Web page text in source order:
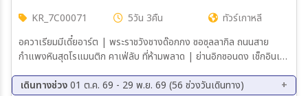
เฉพาะเดือน
เฉพาะเทศกาล
KR_7C00071 5วัน 3คืน
ทัวร์เกาหลี
อควาเรียมมีเดี๋ยอาร์ต | พระราชวังชางด๊อกกง ซอซุลลากิล ถนนสาย
กำแพงหินสุดโรแมนติก คาเฟ่ลับ ที่ห้ามพลาด | ย่านอิกซอนดง เช็กอินเขา
1 วันเต็ม
เดินทางช่วง01 ต.ค. 69 - 29 พ.ย. 69 (56 ช่วงวันเดินทาง)